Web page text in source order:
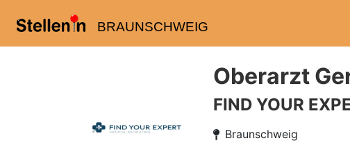
BRAUNSCHWEIG
Oberarzt
FIND YOUR
Braunschweig